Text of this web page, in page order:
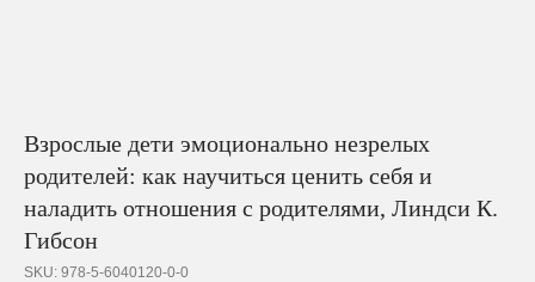
Взрослые дети эмоционально незрелых
родителей: как научиться ценить себя и
наладить отношения с родителями, Линдси К.
Гибсон
SKU: 978-5-6040120-0-0